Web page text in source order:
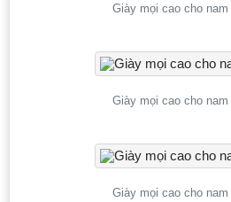
Giày mọi cao cho nam
Giày mọi cao cho nam
Giày mọi cao cho nam